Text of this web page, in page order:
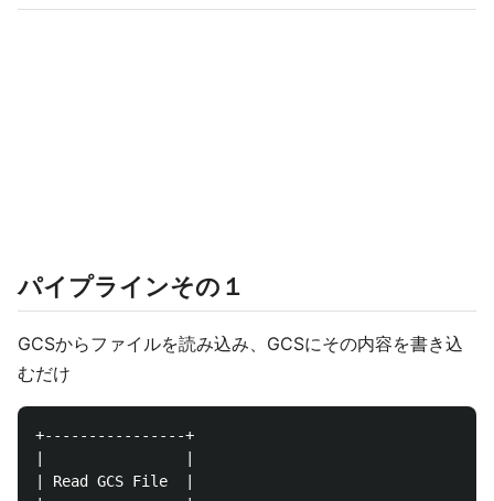
パイプラインその１
GCSからファイルを読み込み、GCSにその内容を書き込
むだけ
+----------------+
| Read GCS File  |